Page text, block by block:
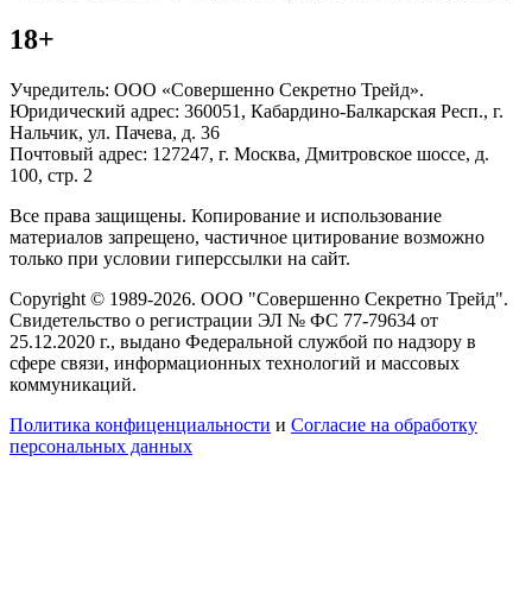
18+
Учредитель: ООО «Совершенно Секретно Трейд».
Юридический адрес: 360051, Кабардино-Балкарская Респ., г.
Нальчик, ул. Пачева, д. 36
Почтовый адрес: 127247, г. Москва, Дмитровское шоссе, д.
100, стр. 2
Все права защищены. Копирование и использование
материалов запрещено, частичное цитирование возможно
только при условии гиперссылки на сайт.
Copyright © 1989-2026. ООО "Совершенно Секретно Трейд".
Свидетельство о регистрации ЭЛ № ФС 77-79634 от
25.12.2020 г., выдано Федеральной службой по надзору в
сфере связи, информационных технологий и массовых
коммуникаций.
Политика конфиценциальности и Согласие на обработку
персональных данных